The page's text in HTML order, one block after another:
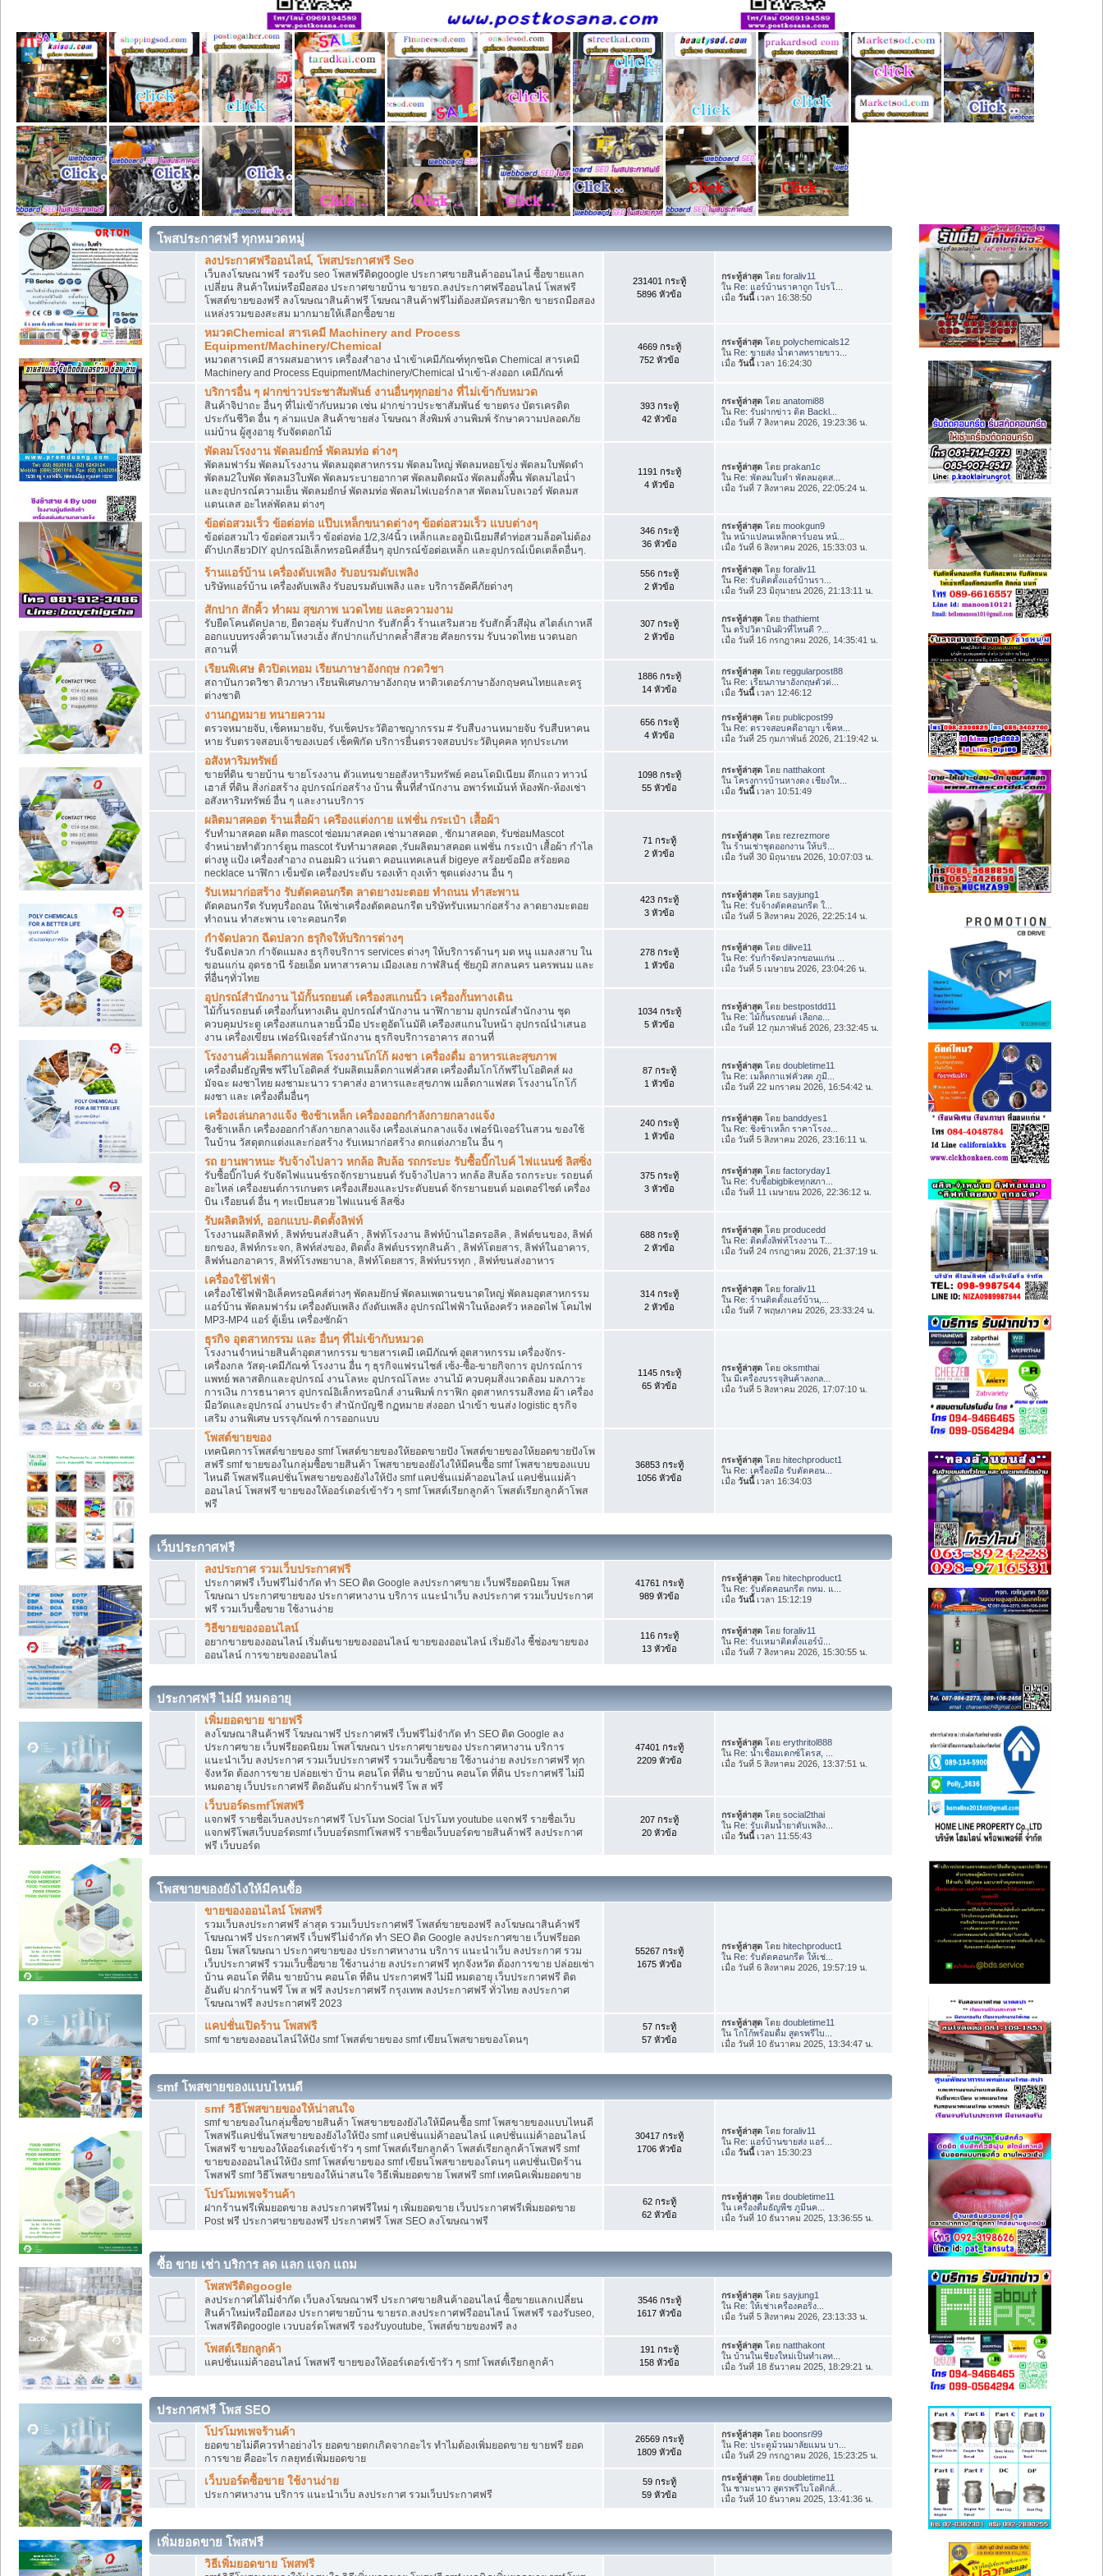
โพสประกาศฟรี ทุกหมวดหมู่
ลงประกาศฟรีออนไลน์, โพสประกาศฟรี Seo
เว็บลงโฆษณาฟรี รองรับ seo โพสฟรีติดgoogle ประกาศขายสินค้าออนไลน์ ซื้อขายแลก
เปลี่ยน สินค้าใหม่หรือมือสอง ประกาศขายบ้าน ขายรถ.ลงประกาศฟรีออนไลน์ โพสฟรี
โพสต์ขายของฟรี ลงโฆษณาสินค้าฟรี โฆษณาสินค้าฟรีไม่ต้องสมัครสมาชิก ขายรถมือสอง
แหล่งรวมของสะสม มากมายให้เลือกซื้อขาย
231401 กระทู้
5896 หัวข้อ
กระทู้ล่าสุด โดยforaliv11
ใน Re: แอร์บ้านราคาถูก โปรโ...
เมื่อวันนี้เวลา 16:38:50
หมวดChemical สารเคมี Machinery and Process
Equipment/Machinery/Chemical
หมวดสารเคมี สารผสมอาหาร เครื่องสำอาง นำเข้าเคมีภัณฑ์ทุกชนิด Chemical สารเคมี
Machinery and Process Equipment/Machinery/Chemical นำเข้า-ส่งออก เคมีภัณฑ์
4669 กระทู้
752 หัวข้อ
กระทู้ล่าสุด โดยpolychemicals12
ใน Re: ขายส่ง น้ำตาลทรายขาว...
เมื่อวันนี้เวลา 16:24:30
บริการอื่น ๆ ฝากข่าวประชาสัมพันธ์ งานอื่นๆทุกอย่าง ที่ไม่เข้ากับหมวด
สินค้าจิปาถะ อื่นๆ ที่ไม่เข้ากับหมวด เช่น ฝากข่าวประชาสัมพันธ์ ขายตรง บัตรเครดิต
ประกันชีวิต อื่น ๆ ล่ามแปล สินค้าขายส่ง โฆษณา สิ่งพิมพ์ งานพิมพ์ รักษาความปลอดภัย
แม่บ้าน ผู้สูงอายุ รับจัดดอกไม้
393 กระทู้
42 หัวข้อ
กระทู้ล่าสุด โดยanatomi88
ใน Re: รับฝากข่าว ติด Backl...
เมื่อ วันที่ 7 สิงหาคม 2026, 19:23:36 น.
พัดลมโรงงาน พัดลมยํกษ์ พัดลมท่อ ต่างๆ
พัดลมฟาร์ม พัดลมโรงงาน พัดลมอุตสาหกรรม พัดลมใหญ่ พัดลมหอยโข่ง พัดลมใบพัดดำ
พัดลม2ใบพัด พัดลม3ใบพัด พัดลมระบายอากาศ พัดลมติดผนัง พัดลมตั้งพื้น พัดลมไอน่ำ
และอุปกรณ์ความเย็น พัดลมยํกษ์ พัดลมท่อ พัดลมไฟเบอร์กลาส พัดลมโบลเวอร์ พัดลมส
แตนเลส อะไหล่พัดลม ต่างๆ
1191 กระทู้
4 หัวข้อ
กระทู้ล่าสุด โดยprakan1c
ใน Re: พัดลมใบดำ พัดลมอุตส...
เมื่อ วันที่ 7 สิงหาคม 2026, 22:05:24 น.
ข้อต่อสวมเร็ว ข้อต่อท่อ แป๊บเหล็กขนาดต่างๆ ข้อต่อสวมเร็ว แบบต่างๆ
ข้อต่อสวมไว ข้อต่อสวมเร็ว ข้อต่อท่อ 1/2,3/4นิ้ว เหล็กและอลูมิเนียมสีดำท่อสวมล็อคไม่ต้อง
ต๊าปเกลียวDIY อุปกรณ์อิเล็กทรอนิคส์อื่นๆ อุปกรณ์ข้อต่อเหล็ก และอุปกรณ์เบ็ดเตล็ดอื่นๆ.
346 กระทู้
36 หัวข้อ
กระทู้ล่าสุด โดยmookgun9
ในหน้าแปลนเหล็กคาร์บอน หน้...
เมื่อ วันที่ 6 สิงหาคม 2026, 15:33:03 น.
ร้านแอร์บ้าน เครื่องดับเพลิง รับอบรมดับเพลิง
บริษัทแอร์บ้าน เครื่องดับเพลิง รับอบรมดับเพลิง และ บริการอัคคีภัยต่างๆ
556 กระทู้
2 หัวข้อ
กระทู้ล่าสุด โดยforaliv11
ใน Re: รับติดตั้งแอร์บ้านรา...
เมื่อ วันที่ 23 มิถุนายน 2026, 21:13:11 น.
สักปาก สักคิ้ว ทำผม สุขภาพ นวดไทย และความงาม
รับยืดโคนดัดปลาย, ยืดวอลุ่ม รับสักปาก รับสักคิ้ว ร้านเสริมสวย รับสักคิ้วสีฝุ่น สไตล์เกาหลี
ออกแบบทรงคิ้วตามโหงวเฮ้ง สักปากแก้ปากคล้ำสีสวย ศัลยกรรม รับนวดไทย นวดนอก
สถานที่
307 กระทู้
2 หัวข้อ
กระทู้ล่าสุด โดยthathiemt
ในดริปวิตามินผิวที่ไหนดี ?...
เมื่อ วันที่ 16 กรกฎาคม 2026, 14:35:41 น.
เรียนพิเศษ ติวปิดเทอม เรียนภาษาอังกฤษ กวดวิชา
สถาบันกวดวิชา ติวภาษา เรียนพิเศษภาษาอังกฤษ หาติวเตอร์ภาษาอังกฤษคนไทยและครู
ต่างชาติ
1886 กระทู้
14 หัวข้อ
กระทู้ล่าสุด โดยreggularpost88
ใน Re: เรียนภาษาอังกฤษตัวต่...
เมื่อวันนี้เวลา 12:46:12
งานกฏหมาย ทนายความ
ตรวจหมายจับ, เช็คหมายจับ, รับเช็คประวัติอาชญากรรม # รับสืบงานหมายจับ รับสืบหาคน
หาย รับตรวจสอบเจ้าของเบอร์ เช็คพิกัด บริการยื่นตรวจสอบประวัติบุคคล ทุกประเภท
656 กระทู้
4 หัวข้อ
กระทู้ล่าสุด โดยpublicpost99
ใน Re: ตรวจสอบคดีอาญา เช็คห...
เมื่อ วันที่ 25 กุมภาพันธ์ 2026, 21:19:42 น.
อสังหาริมทรัพย์
ขายที่ดิน ขายบ้าน ขายโรงงาน ตัวแทนขายอสังหาริมทรัพย์ คอนโดมิเนียม ตึกแถว ทาวน์
เฮาส์ ที่ดิน สิ่งก่อสร้าง อุปกรณ์ก่อสร้าง บ้าน พื้นที่สำนักงาน อพาร์ทเม้นท์ ห้องพัก-ห้องเช่า
อสังหาริมทรัพย์ อื่น ๆ และงานบริการ
1098 กระทู้
55 หัวข้อ
กระทู้ล่าสุด โดยnatthakont
ในโครงการบ้านหางดง เชียงให...
เมื่อวันนี้เวลา 10:51:49
ผลิตมาสคอต ร้านเสื่อผ้า เครืองแต่งกาย แฟชั่น กระเป๋า เสื้อผ้า
รับทำมาสคอต ผลิต mascot ซ่อมมาสคอต เช่ามาสคอต , ซักมาสคอต, รับซ่อมMascot
จำหน่ายทำตัวการ์ตูน mascot รับทำมาสคอต ,รับผลิตมาสคอต แฟชั่น กระเป๋า เสื้อผ้า กำไล
ต่างหู แป้ง เครื่องสำอาง ถนอมผิว แว่นตา คอนแทคเลนส์ bigeye สร้อยข้อมือ สร้อยคอ
necklace นาฬิกา เข็มขัด เครื่องประดับ รองเท้า ถุงเท้า ชุดแต่งงาน อื่น ๆ
71 กระทู้
2 หัวข้อ
กระทู้ล่าสุด โดยrezrezmore
ในร้านเช่าชุดออกงาน ให้บริ...
เมื่อ วันที่ 30 มิถุนายน 2026, 10:07:03 น.
รับเหมาก่อสร้าง รับตัดคอนกรีต ลาดยางมะตอย ทำถนน ทำสะพาน
ตัดคอนกรีต รับทุบรื่อถอน ให้เช่าเครื่องตัดคอนกรีต บริษัทรับเหมาก่อสร้าง ลาดยางมะตอย
ทำถนน ทำสะพาน เจาะคอนกรีต
423 กระทู้
3 หัวข้อ
กระทู้ล่าสุด โดยsayjung1
ใน Re: รับจ้างตัดคอนกรีต ใ...
เมื่อ วันที่ 5 สิงหาคม 2026, 22:25:14 น.
กำจัดปลวก ฉีดปลวก ธรุกิจให้บริการต่างๆ
รับฉีดปลวก กำจัดแมลง ธรุกิจบริการ services ต่างๆ ให้บริการด้านๆ มด หนู แมลงสาบ ใน
ขอนแก่น อุดรธานี ร้อยเอ็ด มหาสารคาม เมืองเลย กาฬสินธุ์ ชัยภูมิ สกลนคร นครพนม และ
ที่อื่นๆทั่วไทย
278 กระทู้
1 หัวข้อ
กระทู้ล่าสุด โดยdilive11
ใน Re: รับกำจัดปลวกขอนแก่น ...
เมื่อ วันที่ 5 เมษายน 2026, 23:04:26 น.
อุปกรณ์สำนักงาน ไม้กั้นรถยนต์ เครื่องสแกนนิ้ว เครื่องกั้นทางเดิน
ไม้กั้นรถยนต์ เครื่องกั้นทางเดิน อุปกรณ์สำนักงาน นาฬิกายาม อุปกรณ์สำนักงาน ชุด
ควบคุมประตู เครื่องสแกนลายนิ้วมือ ประตูอัตโนมัติ เครืองสแกนใบหน้า อุปกรณ์นำเสนอ
งาน เครื่องเขียน เฟอร์นิเจอร์สำนักงาน ธุรกิจบริการอาคาร สถานที่
1034 กระทู้
5 หัวข้อ
กระทู้ล่าสุด โดยbestpostdd11
ใน Re: ไม้กั้นรถยนต์ เลือกอ...
เมื่อ วันที่ 12 กุมภาพันธ์ 2026, 23:32:45 น.
โรงงานคั่วเมล็ดกาแฟสด โรงงานโกโก้ ผงชา เครื่องดื่ม อาหารและสุขภาพ
เครื่องดื่มธัญพืช พรีไบโอติคส์ รับผลิตเมล็ดกาแฟคั่วสด เครื่องดื่มโกโก้พรีไบโอติคส์ ผง
มัจฉะ ผงชาไทย ผงชามะนาว ราคาส่ง อาหารและสุขภาพ เมล็ดกาแฟสด โรงงานโกโก้
ผงชา และ เครื่องดื่มอื่นๆ
87 กระทู้
1 หัวข้อ
กระทู้ล่าสุด โดยdoubletime11
ใน Re: เมล็ดกาแฟคั่วสด ภูมี...
เมื่อ วันที่ 22 มกราคม 2026, 16:54:42 น.
เครื่องเล่นกลางแจ้ง ชิงช้าเหล็ก เครื่องออกกำลังกายกลางแจ้ง
ชิงช้าเหล็ก เครื่องออกกำลังกายกลางแจ้ง เครื่องเล่นกลางแจ้ง เฟอร์นิเจอร์ในสวน ของใช้
ในบ้าน วัสดุตกแต่งและก่อสร้าง รับเหมาก่อสร้าง ตกแต่งภายใน อื่น ๆ
240 กระทู้
1 หัวข้อ
กระทู้ล่าสุด โดยbanddyes1
ใน Re: ชิงช้าเหล็ก ราคาโรงง...
เมื่อ วันที่ 5 สิงหาคม 2026, 23:16:11 น.
รถ ยานพาหนะ รับจ้างไปลาว หกล้อ สิบล้อ รถกระบะ รับซื้อบิ๊กไบค์ ไฟแนนซ์ ลิสซิ่ง
รับซื้อบิ๊กไบค์ รับจัดไฟแนนซ์รถจักรยานยนต์ รับจ้างไปลาว หกล้อ สิบล้อ รถกระบะ รถยนต์
อะไหล่ เครื่องยนต์การเกษตร เครื่องเสียงและประดับยนต์ จักรยานยนต์ มอเตอร์ไซต์ เครื่อง
บิน เรือยนต์ อื่น ๆ ทะเบียนสวย ไฟแนนซ์ ลิสซิ่ง
375 กระทู้
3 หัวข้อ
กระทู้ล่าสุด โดยfactoryday1
ใน Re: รับซื้อbigbikeทุกสภา...
เมื่อ วันที่ 11 เมษายน 2026, 22:36:12 น.
รับผลิตลิฟท์, ออกแบบ-ติดตั้งลิฟท์
โรงงานผลิตลิฟท์ , ลิฟท์ขนส่งสินค้า , ลิฟท์โรงงาน ลิฟท์บ้านไฮดรอลิค , ลิฟต์ขนของ, ลิฟต์
ยกของ, ลิฟท์กระจก, ลิฟท์ส่งของ, ติดตั้ง ลิฟต์บรรทุกสินค้า , ลิฟท์โดยสาร, ลิฟท์ในอาคาร,
ลิฟท์นอกอาคาร, ลิฟท์โรงพยาบาล, ลิฟท์โดยสาร, ลิฟท์บรรทุก , ลิฟท์ขนส่งอาหาร
688 กระทู้
2 หัวข้อ
กระทู้ล่าสุด โดยproducedd
ใน Re: ติดตั้งลิฟท์โรงงาน T...
เมื่อ วันที่ 24 กรกฎาคม 2026, 21:37:19 น.
เครื่องใช้ไฟฟ้า
เครื่องใช้ไฟฟ้าอิเล็คทรอนิคส์ต่างๆ พัดลมยักษ์ พัดลมเพดานขนาดใหญ่ พัดลมอุตสาหกรรม
แอร์บ้าน พัดลมฟาร์ม เครื่องดับเพลิง ถังดับเพลิง อุปกรณ์ไฟฟ้าในห้องครัว หลอดไฟ โคมไฟ
MP3-MP4 แอร์ ตู้เย็น เครื่องซักผ้า
314 กระทู้
2 หัวข้อ
กระทู้ล่าสุด โดยforaliv11
ใน Re: ร้านติดตั้งแอร์บ้าน,...
เมื่อ วันที่ 7 พฤษภาคม 2026, 23:33:24 น.
ธุรกิจ อุตสาหกรรม และ อื่นๆ ที่ไม่เข้ากับหมวด
โรงงานจำหน่ายสินค้าอุตสาหกรรม ขายสารเคมี เคมีภัณฑ์ อุตสาหกรรม เครื่องจักร-
เครื่องกล วัสดุ-เคมีภัณฑ์ โรงงาน อื่น ๆ ธุรกิจแฟรนไชส์ เซ้ง-ซื้อ-ขายกิจการ อุปกรณ์การ
แพทย์ พลาสติกและอุปกรณ์ งานโลหะ อุปกรณ์โลหะ งานไม้ ควบคุมสิ่งแวดล้อม มลภาวะ
การเงิน การธนาคาร อุปกรณ์อิเล็กทรอนิกส์ งานพิมพ์ กราฟิก อุตสาหกรรมสิงทอ ผ้า เครื่อง
มือวัดและอุปกรณ์ งานประจำ สำนักบัญชี กฏหมาย ส่งออก นำเข้า ขนส่ง logistic ธุรกิจ
เสริม งานพิเศษ บรรจุภัณฑ์ การออกแบบ
1145 กระทู้
65 หัวข้อ
กระทู้ล่าสุด โดยoksmthai
ในมีเครื่องบรรจุสินค้าลงกล...
เมื่อ วันที่ 5 สิงหาคม 2026, 17:07:10 น.
โพสต์ขายของ
เทคนิคการโพสต์ขายของ smf โพสต์ขายของให้ยอดขายปัง โพสต์ขายของให้ยอดขายปังโพ
สฟรี smf ขายของในกลุ่มซื้อขายสินค้า โพสขายของยังไงให้มีคนซื้อ smf โพสขายของแบบ
ไหนดี โพสฟรีแคปชั่นโพสขายของยังไงให้ปัง smf แคปชั่นแม่ค้าออนไลน์ แคปชั่นแม่ค้า
ออนไลน์ โพสฟรี ขายของให้ออร์เดอร์เข้ารัว ๆ smf โพสต์เรียกลูกค้า โพสต์เรียกลูกค้าโพส
ฟรี
36853 กระทู้
1056 หัวข้อ
กระทู้ล่าสุด โดยhitechproduct1
ใน Re: เครื่องมือ รับตัดคอน...
เมื่อวันนี้เวลา 16:34:03
เว็บประกาศฟรี
ลงประกาศ รวมเว็บประกาศฟรี
ประกาศฟรี เว็บฟรีไม่จำกัด ทำ SEO ติด Google ลงประกาศขาย เว็บฟรียอดนิยม โพส
โฆษณา ประกาศขายของ ประกาศหางาน บริการ แนะนำเว็บ ลงประกาศ รวมเว็บประกาศ
ฟรี รวมเว็บซื้อขาย ใช้งานง่าย
41761 กระทู้
989 หัวข้อ
กระทู้ล่าสุด โดยhitechproduct1
ใน Re: รับตัดคอนกรีต กทม. แ...
เมื่อวันนี้เวลา 15:12:19
วิธีขายของออนไลน์
อยากขายของออนไลน์ เริ่มต้นขายของออนไลน์ ขายของออนไลน์ เริ่มยังไง ชี้ช่องขายของ
ออนไลน์ การขายของออนไลน์
116 กระทู้
13 หัวข้อ
กระทู้ล่าสุด โดยforaliv11
ใน Re: รับเหมาติดตั้งแอร์บ้...
เมื่อ วันที่ 7 สิงหาคม 2026, 15:30:55 น.
ประกาศฟรี ไม่มี หมดอายุ
เพิ่มยอดขาย ขายฟรี
ลงโฆษณาสินค้าฟรี โฆษณาฟรี ประกาศฟรี เว็บฟรีไม่จำกัด ทำ SEO ติด Google ลง
ประกาศขาย เว็บฟรียอดนิยม โพสโฆษณา ประกาศขายของ ประกาศหางาน บริการ
แนะนำเว็บ ลงประกาศ รวมเว็บประกาศฟรี รวมเว็บซื้อขาย ใช้งานง่าย ลงประกาศฟรี ทุก
จังหวัด ต้องการขาย ปล่อยเช่า บ้าน คอนโด ที่ดิน ขายบ้าน คอนโด ที่ดิน ประกาศฟรี ไม่มี
หมดอายุ เว็บประกาศฟรี ติดอันดับ ฝากร้านฟรี โพ ส ฟรี
47401 กระทู้
2209 หัวข้อ
กระทู้ล่าสุด โดยerythritol888
ใน Re: น้ำเชื่อมเดกซ์โตรส, ...
เมื่อ วันที่ 5 สิงหาคม 2026, 13:37:51 น.
เว็บบอร์ดsmfโพสฟรี
แจกฟรี รายชื่อเว็บลงประกาศฟรี โปรโมท Social โปรโมท youtube แจกฟรี รายชื่อเว็บ
แจกฟรีโพสเว็บบอร์ดsmf เว็บบอร์ดsmfโพสฟรี รายชื่อเว็บบอร์ดขายสินค้าฟรี ลงประกาศ
ฟรี เว็บบอร์ด
207 กระทู้
20 หัวข้อ
กระทู้ล่าสุด โดยsocial2thai
ใน Re: รับเติมน้ำยาดับเพลิง...
เมื่อวันนี้เวลา 11:55:43
โพสขายของยังไงให้มีคนซื้อ
ขายของออนไลน์ โพสฟรี
รวมเว็บลงประกาศฟรี ล่าสุด รวมเว็บประกาศฟรี โพสต์ขายของฟรี ลงโฆษณาสินค้าฟรี
โฆษณาฟรี ประกาศฟรี เว็บฟรีไม่จำกัด ทำ SEO ติด Google ลงประกาศขาย เว็บฟรียอด
นิยม โพสโฆษณา ประกาศขายของ ประกาศหางาน บริการ แนะนำเว็บ ลงประกาศ รวม
เว็บประกาศฟรี รวมเว็บซื้อขาย ใช้งานง่าย ลงประกาศฟรี ทุกจังหวัด ต้องการขาย ปล่อยเช่า
บ้าน คอนโด ที่ดิน ขายบ้าน คอนโด ที่ดิน ประกาศฟรี ไม่มี หมดอายุ เว็บประกาศฟรี ติด
อันดับ ฝากร้านฟรี โพ ส ฟรี ลงประกาศฟรี กรุงเทพ ลงประกาศฟรี ทั่วไทย ลงประกาศ
โฆษณาฟรี ลงประกาศฟรี 2023
55267 กระทู้
1675 หัวข้อ
กระทู้ล่าสุด โดยhitechproduct1
ใน Re: รับตัดคอนกรีต ให้เช่...
เมื่อ วันที่ 6 สิงหาคม 2026, 19:57:19 น.
แคปชั่นเปิดร้าน โพสฟรี
smf ขายของออนไลน์ให้ปัง smf โพสต์ขายของ smf เขียนโพสขายของโดนๆ
57 กระทู้
57 หัวข้อ
กระทู้ล่าสุด โดยdoubletime11
ในโกโก้พร้อมดื่ม สูตรพรีไบ...
เมื่อ วันที่ 10 ธันวาคม 2025, 13:34:47 น.
smf โพสขายของแบบไหนดี
smf วิธีโพสขายของให้น่าสนใจ
smf ขายของในกลุ่มซื้อขายสินค้า โพสขายของยังไงให้มีคนซื้อ smf โพสขายของแบบไหนดี
โพสฟรีแคปชั่นโพสขายของยังไงให้ปัง smf แคปชั่นแม่ค้าออนไลน์ แคปชั่นแม่ค้าออนไลน์
โพสฟรี ขายของให้ออร์เดอร์เข้ารัว ๆ smf โพสต์เรียกลูกค้า โพสต์เรียกลูกค้าโพสฟรี smf
ขายของออนไลน์ให้ปัง smf โพสต์ขายของ smf เขียนโพสขายของโดนๆ แคปชั่นเปิดร้าน
โพสฟรี smf วิธีโพสขายของให้น่าสนใจ วิธีเพิ่มยอดขาย โพสฟรี smf เทคนิคเพิ่มยอดขาย
30417 กระทู้
1706 หัวข้อ
กระทู้ล่าสุด โดยforaliv11
ใน Re: แอร์บ้านขายส่ง แอร์...
เมื่อวันนี้เวลา 15:30:23
โปรโมทเพจร้านค้า
ฝากร้านฟรีเพิ่มยอดขาย ลงประกาศฟรีใหม่ ๆ เพิ่มยอดขาย เว็บประกาศฟรีเพิ่มยอดขาย
Post ฟรี ประกาศขายของฟรี ประกาศฟรี โพส SEO ลงโฆษณาฟรี
62 กระทู้
62 หัวข้อ
กระทู้ล่าสุด โดยdoubletime11
ในเครื่องดื่มธัญพืช ภูมีนค...
เมื่อ วันที่ 10 ธันวาคม 2025, 13:36:55 น.
ซื้อ ขาย เช่า บริการ ลด แลก แจก แถม
โพสฟรีติดgoogle
ลงประกาศได้ไม่จำกัด เว็บลงโฆษณาฟรี ประกาศขายสินค้าออนไลน์ ซื้อขายแลกเปลี่ยน
สินค้าใหม่หรือมือสอง ประกาศขายบ้าน ขายรถ.ลงประกาศฟรีออนไลน์ โพสฟรี รองรับseo,
โพสฟรีติดgoogle เวบบอร์ดโพสฟรี รองรับyoutube, โพสต์ขายของฟรี ลง
3546 กระทู้
1617 หัวข้อ
กระทู้ล่าสุด โดยsayjung1
ใน Re: ให้เช่าเครื่องคอริ่ง...
เมื่อ วันที่ 5 สิงหาคม 2026, 23:13:33 น.
โพสต์เรียกลูกค้า
แคปชั่นแม่ค้าออนไลน์ โพสฟรี ขายของให้ออร์เดอร์เข้ารัว ๆ smf โพสต์เรียกลูกค้า
191 กระทู้
158 หัวข้อ
กระทู้ล่าสุด โดยnatthakont
ในบ้านในเชียงใหม่เป็นทำเลท...
เมื่อ วันที่ 18 ธันวาคม 2025, 18:29:21 น.
ประกาศฟรี โพส SEO
โปรโมทเพจร้านค้า
ยอดขายไม่ดีควรทำอย่างไร ยอดขายตกเกิดจากอะไร ทำไมต้องเพิ่มยอดขาย ขายฟรี ยอด
การขาย คืออะไร กลยุทธ์เพิ่มยอดขาย
26569 กระทู้
1809 หัวข้อ
กระทู้ล่าสุด โดยboonsri99
ใน Re: ประตูม้วนมาลัยแมน บา...
เมื่อ วันที่ 29 กรกฎาคม 2026, 15:23:25 น.
เว็บบอร์ดซื้อขาย ใช้งานง่าย
ประกาศหางาน บริการ แนะนำเว็บ ลงประกาศ รวมเว็บประกาศฟรี
59 กระทู้
59 หัวข้อ
กระทู้ล่าสุด โดยdoubletime11
ในชามะนาว สูตรพรีไบโอติกส์...
เมื่อ วันที่ 10 ธันวาคม 2025, 13:41:36 น.
เพิ่มยอดขาย โพสฟรี
วิธีเพิ่มยอดขาย โพสฟรี